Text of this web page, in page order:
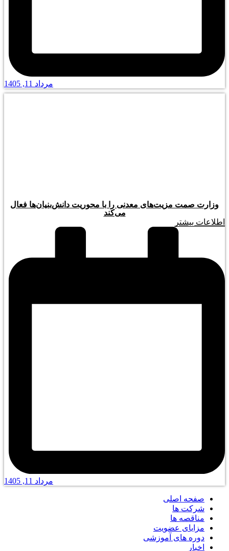
مرداد 11, 1405
وزارت صمت مزیت‌های معدنی را با محوریت دانش‌بنیان‌ها فعال
می‌کند
اطلاعات بیشتر
مرداد 11, 1405
صفحه اصلی
شرکت ها
مناقصه ها
مزایای عضویت
دوره های آموزشی
اخبار